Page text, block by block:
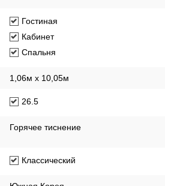
Гостиная
Кабинет
Спальня
1,06м х 10,05м
26.5
Горячее тиснение
Классический